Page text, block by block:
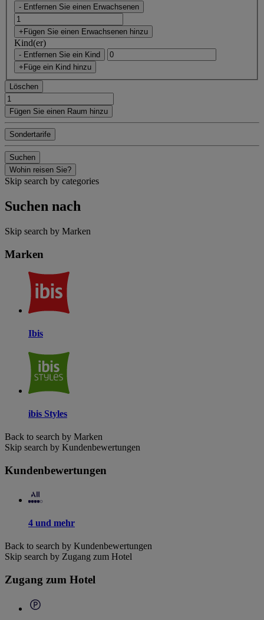
- Entfernen Sie einen Erwachsenen
+Fügen Sie einen Erwachsenen hinzu
Kind(er)
- Entfernen Sie ein Kind
+Füge ein Kind hinzu
Löschen
Fügen Sie einen Raum hinzu
Sondertarife
Suchen
Wohin reisen Sie?
Skip search by categories
Suchen nach
Skip search by Marken
Marken
Ibis
ibis Styles
Back to search by Marken
Skip search by Kundenbewertungen
Kundenbewertungen
4 und mehr
Back to search by Kundenbewertungen
Skip search by Zugang zum Hotel
Zugang zum Hotel